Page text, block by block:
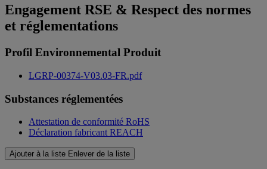
Engagement RSE & Respect des normes
et réglementations
Profil Environnemental Produit
LGRP-00374-V03.03-FR.pdf
Substances réglementées
Attestation de conformité RoHS
Déclaration fabricant REACH
Ajouter à la liste Enlever de la liste